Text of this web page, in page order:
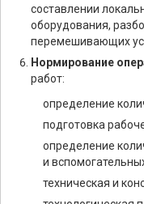
составлении
оборудования,
перемешивающих
Нормирование
работ:
определение
подготовка
определение
и
техническая и